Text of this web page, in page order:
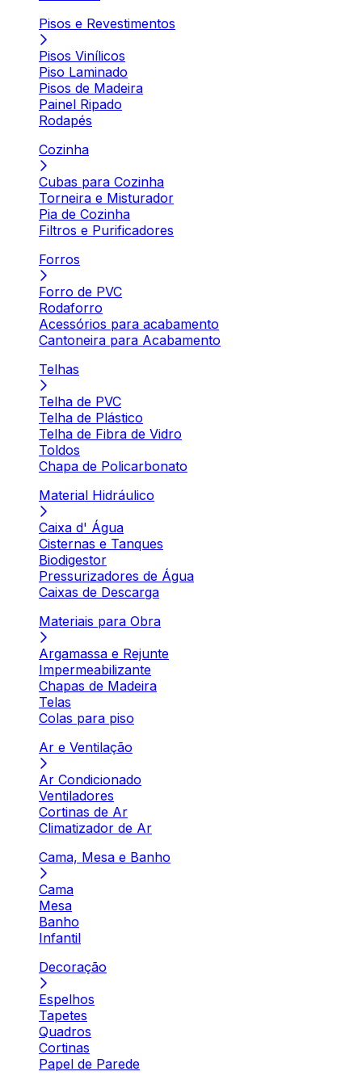
Pisos e Revestimentos
Pisos Vinílicos
Piso Laminado
Pisos de Madeira
Painel Ripado
Rodapés
Cozinha
Cubas para Cozinha
Torneira e Misturador
Pia de Cozinha
Filtros e Purificadores
Forros
Forro de PVC
Rodaforro
Acessórios para acabamento
Cantoneira para Acabamento
Telhas
Telha de PVC
Telha de Plástico
Telha de Fibra de Vidro
Toldos
Chapa de Policarbonato
Material Hidráulico
Caixa d' Água
Cisternas e Tanques
Biodigestor
Pressurizadores de Água
Caixas de Descarga
Materiais para Obra
Argamassa e Rejunte
Impermeabilizante
Chapas de Madeira
Telas
Colas para piso
Ar e Ventilação
Ar Condicionado
Ventiladores
Cortinas de Ar
Climatizador de Ar
Cama, Mesa e Banho
Cama
Mesa
Banho
Infantil
Decoração
Espelhos
Tapetes
Quadros
Cortinas
Papel de Parede